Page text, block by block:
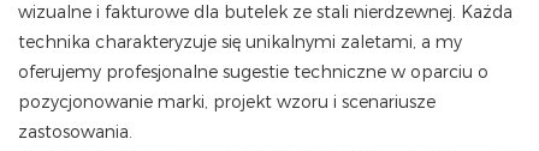
wizualne i fakturowe dla butelek ze stali nierdzewnej. Każda
technika charakteryzuje się unikalnymi zaletami, a my
oferujemy profesjonalne sugestie techniczne w oparciu o
pozycjonowanie marki, projekt wzoru i scenariusze
zastosowania.